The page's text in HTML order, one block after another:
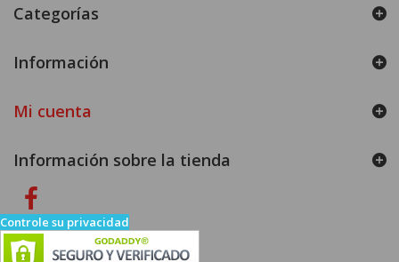
Categorías
Información
Mi cuenta
Información sobre la tienda
Controle su privacidad